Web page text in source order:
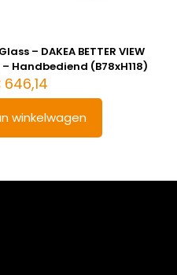
– DAKEA BETTER VIEW
(B78xH118)
646,14
winkelwagen